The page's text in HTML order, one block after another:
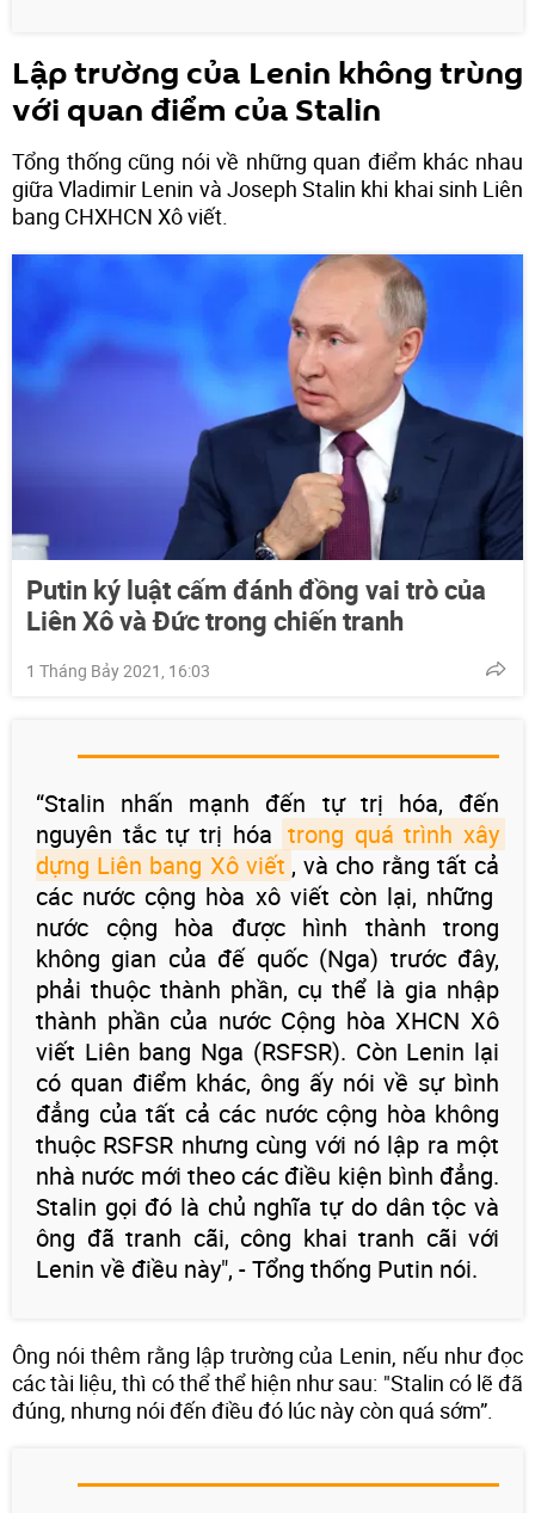
Lập trường của Lenin không trùng
với quan điểm của Stalin
Tổng thống cũng nói về những quan điểm khác nhau
giữa Vladimir Lenin và Joseph Stalin khi khai sinh Liên
bang CHXHCN Xô viết.
Putin ký luật cấm đánh đồng vai trò của
Liên Xô và Đức trong chiến tranh
1 Tháng Bảy 2021, 16:03
“Stalin nhấn mạnh đến tự trị hóa, đến
nguyên tắc tự trị hóa trong quá trình xây
dựng Liên bang Xô viết , và cho rằng tất cả
các nước cộng hòa xô viết còn lại, những
nước cộng hòa được hình thành trong
không gian của đế quốc (Nga) trước đây,
phải thuộc thành phần, cụ thể là gia nhập
thành phần của nước Cộng hòa XHCN Xô
viết Liên bang Nga (RSFSR). Còn Lenin lại
có quan điểm khác, ông ấy nói về sự bình
đẳng của tất cả các nước cộng hòa không
thuộc RSFSR nhưng cùng với nó lập ra một
nhà nước mới theo các điều kiện bình đẳng.
Stalin gọi đó là chủ nghĩa tự do dân tộc và
ông đã tranh cãi, công khai tranh cãi với
Lenin về điều này", - Tổng thống Putin nói.
Ông nói thêm rằng lập trường của Lenin, nếu như đọc
các tài liệu, thì có thể thể hiện như sau: "Stalin có lẽ đã
đúng, nhưng nói đến điều đó lúc này còn quá sớm”.